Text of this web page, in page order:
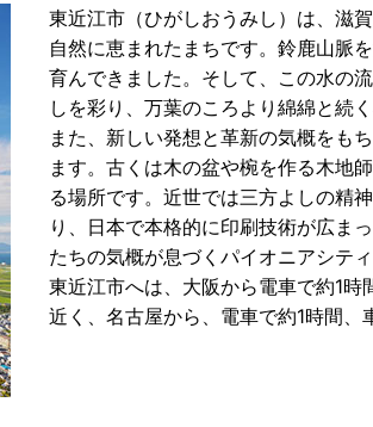
東近江市（ひがしおうみし）は、滋
自然に恵まれたまちです。鈴鹿山脈
育んできました。そして、この水の
しを彩り、万葉のころより綿綿と続
また、新しい発想と革新の気概をも
ます。古くは木の盆や椀を作る木地
る場所です。近世では三方よしの精
り、日本で本格的に印刷技術が広ま
たちの気概が息づくパイオニアシテ
東近江市へは、大阪から電車で約1
近く、名古屋から、電車で約1時間、